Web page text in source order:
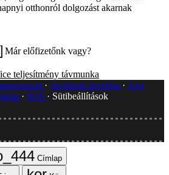
otthonról dolgozást akarnak
Már előfizetőnk vagy?
teljesítmény távmunka
Javítások kezelése
Jogi
RSS
Sütibeállítások
Címlap